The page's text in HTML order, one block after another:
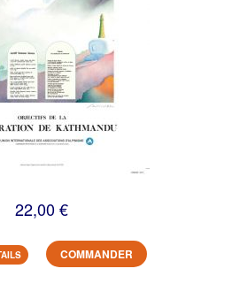
22,00 €
COMMANDER